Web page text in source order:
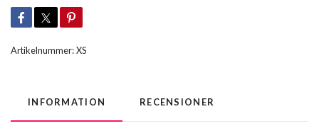
Artikelnummer:XS
INFORMATION RECENSIONER